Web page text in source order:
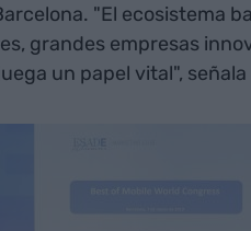
"El ecosistema
grandes empresas
un papel vital",